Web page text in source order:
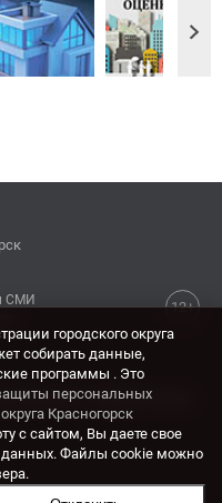
12+
СМИ
г. Красногорск,
городского округа
собирать данные,
программы . Это
персональных
Красногорск
с сайтом, Вы даете свое
данных. Файлы cookie можно